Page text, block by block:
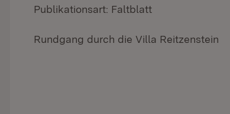
Publikationsart: Faltblatt
Rundgang durch die Villa Reitzenstein